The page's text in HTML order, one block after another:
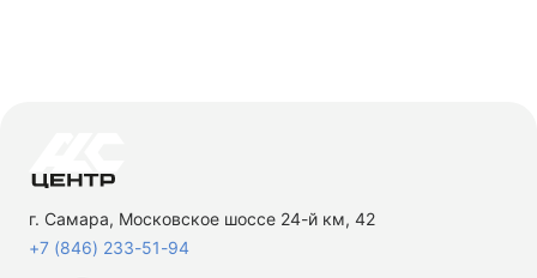
г. Самара, Московское шоссе 24-й км, 42
+7 (846) 233-51-94